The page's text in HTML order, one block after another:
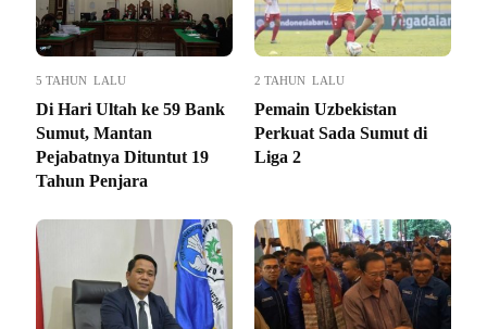
5 TAHUN LALU
Di Hari Ultah ke 59 Bank
Sumut, Mantan
Pejabatnya Dituntut 19
Tahun Penjara
2 TAHUN LALU
Pemain Uzbekistan
Perkuat Sada Sumut di
Liga 2